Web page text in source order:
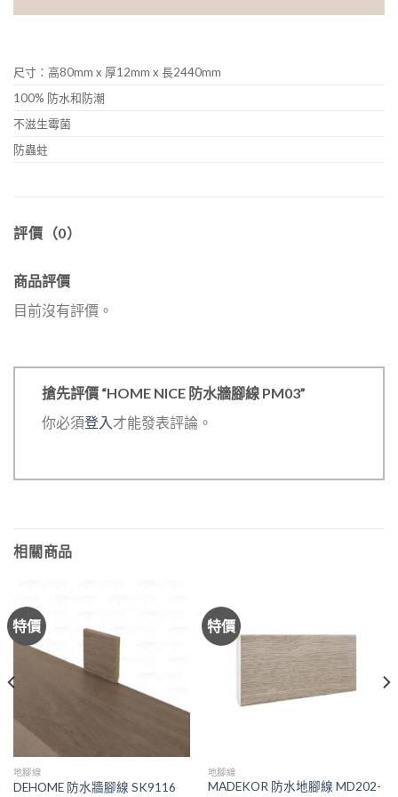
尺寸：高80mm x 厚12mm x 長2440mm
100% 防水和防潮
不滋生霉菌
防蟲蛀
評價（0）
商品評價
目前沒有評價。
搶先評價 “HOME NICE 防水牆腳線 PM03”
你必須登入才能發表評論。
相關商品
特價
地腳線
DEHOME 防水牆腳線 SK9116
特價
地腳線
MADEKOR 防水地腳線 MD202-